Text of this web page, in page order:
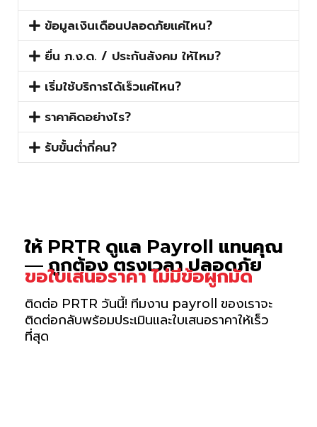
ข้อมูลเงินเดือนปลอดภัยแค่ไหน?
ยื่น ภ.ง.ด. / ประกันสังคม ให้ไหม?
เริ่มใช้บริการได้เร็วแค่ไหน?
ราคาคิดอย่างไร?
รับขั้นต่ำกี่คน?
ให้ PRTR ดูแล Payroll แทนคุณ
— ถูกต้อง ตรงเวลา ปลอดภัย
ขอใบเสนอราคา ไม่มีข้อผูกมัด
ติดต่อ PRTR วันนี้! ทีมงาน payroll ของเราจะ
ติดต่อกลับพร้อมประเมินและใบเสนอราคาให้เร็ว
ที่สุด